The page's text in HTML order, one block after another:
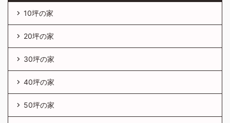
10坪の家
20坪の家
30坪の家
40坪の家
50坪の家